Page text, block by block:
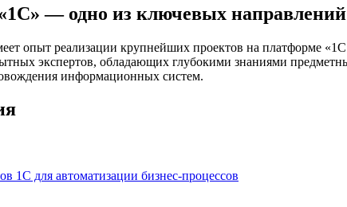
— одно из ключевых
опыт реализации крупнейших проектов на платформе
экспертов, обладающих глубокими знаниями
информационных систем.
1С для автоматизации бизнес-процессов